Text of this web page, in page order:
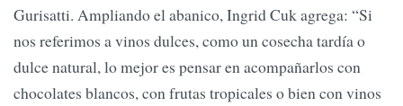
Gurisatti. Ampliando el abanico, Ingrid Cuk agrega: “Si
nos referimos a vinos dulces, como un cosecha tardía o
dulce natural, lo mejor es pensar en acompañarlos con
chocolates blancos, con frutas tropicales o bien con vinos